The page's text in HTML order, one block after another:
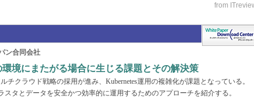
ン合同会社
境にまたがる場合に生じる課題とその解決策
チクラウド戦略の採用が進み、Kubernetes運用の複雑化が課題となっている。
スタとデータを安全かつ効率的に運用するためのアプローチを紹介する。